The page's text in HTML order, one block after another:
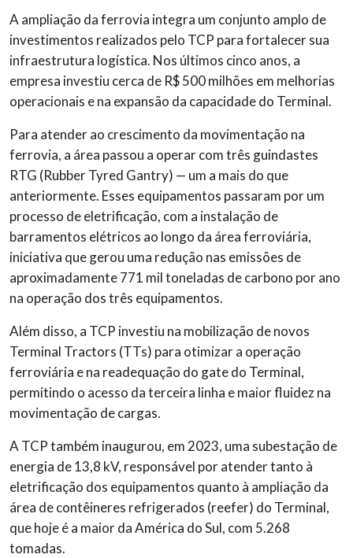
A ampliação da ferrovia integra um conjunto amplo de
investimentos realizados pelo TCP para fortalecer sua
infraestrutura logística. Nos últimos cinco anos, a
empresa investiu cerca de R$ 500 milhões em melhorias
operacionais e na expansão da capacidade do Terminal.
Para atender ao crescimento da movimentação na
ferrovia, a área passou a operar com três guindastes
RTG (Rubber Tyred Gantry) — um a mais do que
anteriormente. Esses equipamentos passaram por um
processo de eletrificação, com a instalação de
barramentos elétricos ao longo da área ferroviária,
iniciativa que gerou uma redução nas emissões de
aproximadamente 771 mil toneladas de carbono por ano
na operação dos três equipamentos.
Além disso, a TCP investiu na mobilização de novos
Terminal Tractors (TTs) para otimizar a operação
ferroviária e na readequação do gate do Terminal,
permitindo o acesso da terceira linha e maior fluidez na
movimentação de cargas.
A TCP também inaugurou, em 2023, uma subestação de
energia de 13,8 kV, responsável por atender tanto à
eletrificação dos equipamentos quanto à ampliação da
área de contêineres refrigerados (reefer) do Terminal,
que hoje é a maior da América do Sul, com 5.268
tomadas.